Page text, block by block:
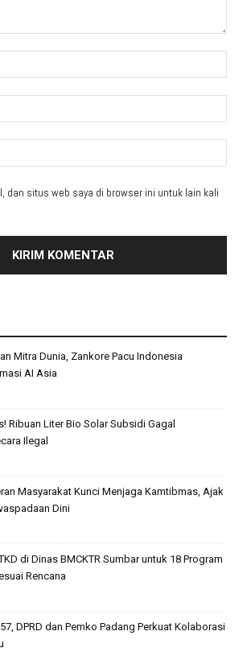
dan situs web saya di browser ini untuk lain kali
Mitra Dunia, Zankore Pacu Indonesia
AI Asia
Ribuan Liter Bio Solar Subsidi Gagal
Ilegal
Masyarakat Kunci Menjaga Kamtibmas, Ajak
Dini
di Dinas BMCKTR Sumbar untuk 18 Program
Rencana
DPRD dan Pemko Padang Perkuat Kolaborasi